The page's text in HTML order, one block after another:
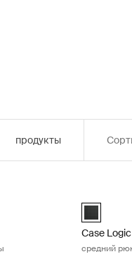
продукты
Обсидиановый
Case
Case
средний